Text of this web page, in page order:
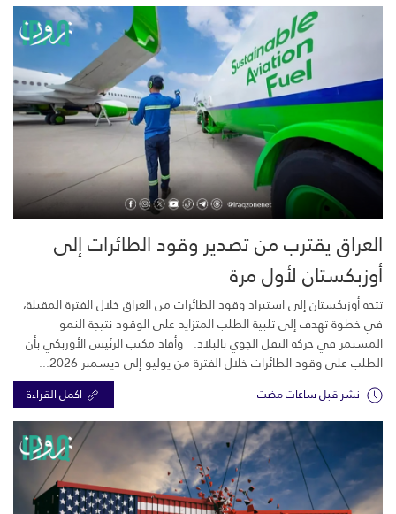
العراق يقترب من تصدير وقود الطائرات إلى
أوزبكستان لأول مرة
تتجه أوزبكستان إلى استيراد وقود الطائرات من العراق خلال الفترة المقبلة،
في خطوة تهدف إلى تلبية الطلب المتزايد على الوقود نتيجة النمو
المستمر في حركة النقل الجوي بالبلاد. وأفاد مكتب الرئيس الأوزبكي بأن
الطلب على وقود الطائرات خلال الفترة من يوليو إلى ديسمبر 2026...
نشر قبل ساعات مضت اكمل القراءة